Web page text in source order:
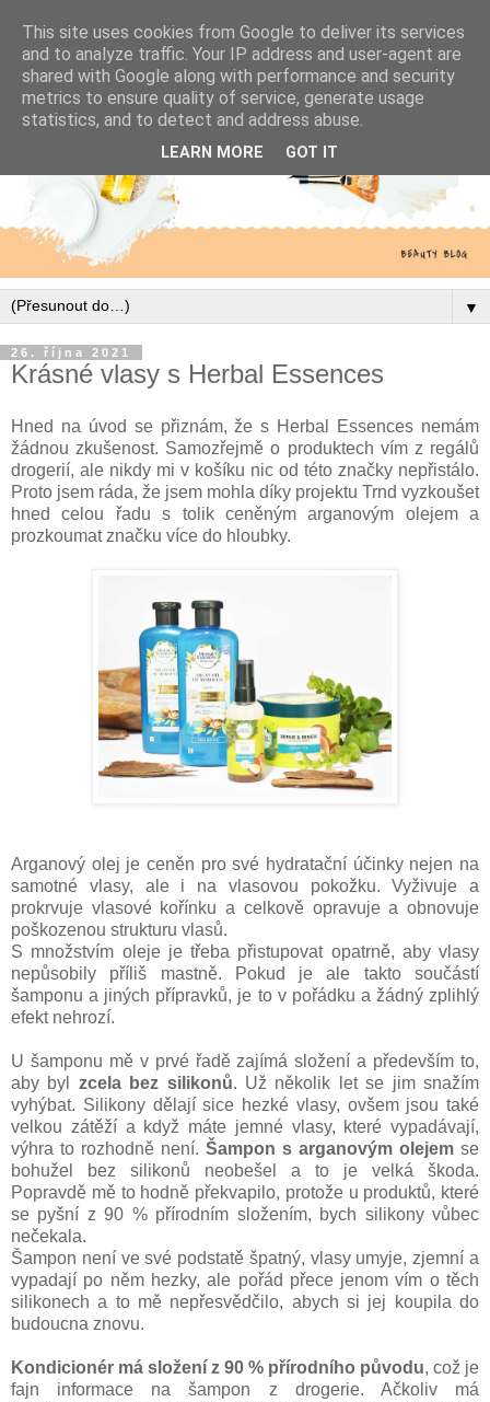
▼
26. října 2021
Krásné vlasy s Herbal Essences
Hned na úvod se přiznám, že s Herbal Essences nemám
žádnou zkušenost. Samozřejmě o produktech vím z regálů
drogerií, ale nikdy mi v košíku nic od této značky nepřistálo.
Proto jsem ráda, že jsem mohla díky projektu Trnd vyzkoušet
hned celou řadu s tolik ceněným arganovým olejem a
prozkoumat značku více do hloubky.
Arganový olej je ceněn pro své hydratační účinky nejen na
samotné vlasy, ale i na vlasovou pokožku. Vyživuje a
prokrvuje vlasové kořínku a celkově opravuje a obnovuje
poškozenou strukturu vlasů.
S množstvím oleje je třeba přistupovat opatrně, aby vlasy
nepůsobily příliš mastně. Pokud je ale takto součástí
šamponu a jiných přípravků, je to v pořádku a žádný zplihlý
efekt nehrozí.
U šamponu mě v prvé řadě zajímá složení a především to,
aby byl
zcela bez silikonů. Už několik let se jim snažím
vyhýbat. Silikony dělají sice hezké vlasy, ovšem jsou také
velkou zátěží a když máte jemné vlasy, které vypadávají,
výhra to rozhodně není. Šampon s arganovým olejem se
bohužel bez silikonů neobešel a to je velká škoda.
Popravdě mě to hodně překvapilo, protože u produktů, které
se pyšní z 90 % přírodním složením, bych silikony vůbec
nečekala.
Šampon není ve své podstatě špatný, vlasy umyje, zjemní a
vypadají po něm hezky, ale pořád přece jenom vím o těch
silikonech a to mě nepřesvědčilo, abych si jej koupila do
budoucna znovu.
Kondicionér má složení z 90 % přírodního původu, což je
fajn informace na šampon z drogerie. Ačkoliv má
This site uses cookies from Google to deliver its services
and to analyze traffic. Your IP address and user-agent are
shared with Google along with performance and security
metrics to ensure quality of service, generate usage
statistics, and to detect and address abuse.
LEARN MORE GOT IT